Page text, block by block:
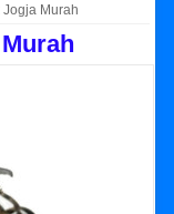
Murah